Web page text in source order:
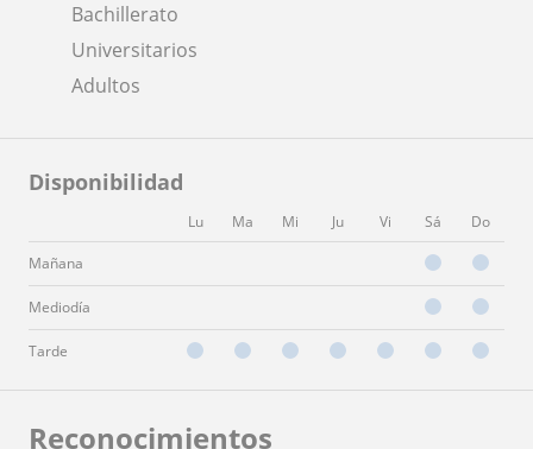
Bachillerato
Universitarios
Adultos
Disponibilidad
Lu Ma Mi Ju Vi Sá Do
Mañana
Mediodía
Tarde
Reconocimientos